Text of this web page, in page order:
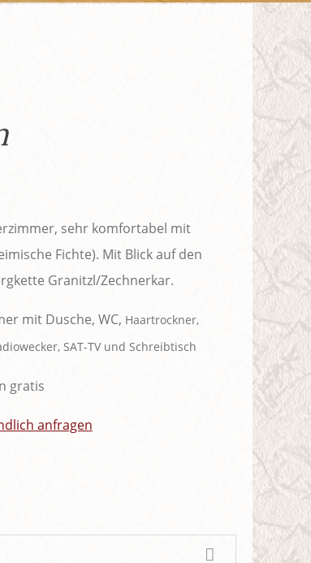
sehr komfortabel mit
Fichte). Mit Blick auf den
Granitzl/Zechnerkar.
mit Dusche, WC, Haartrockner,
ecker, SAT-TV und Schreibtisch
gratis
anfragen